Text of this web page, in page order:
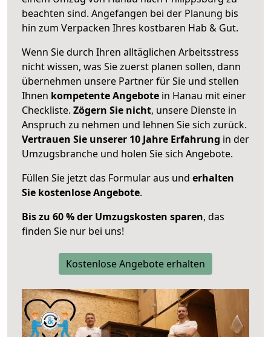
beachten sind. Angefangen bei der Planung bis
hin zum Verpacken Ihres kostbaren Hab & Gut.
Wenn Sie durch Ihren alltäglichen Arbeitsstress
nicht wissen, was Sie zuerst planen sollen, dann
übernehmen unsere Partner für Sie und stellen
Ihnen kompetente Angebote in Hanau mit einer
Checkliste. Zögern Sie nicht, unsere Dienste in
Anspruch zu nehmen und lehnen Sie sich zurück.
Vertrauen Sie unserer 10 Jahre Erfahrung in der
Umzugsbranche und holen Sie sich Angebote.
Füllen Sie jetzt das Formular aus und erhalten
Sie kostenlose Angebote.
Bis zu 60 % der Umzugskosten sparen, das
finden Sie nur bei uns!
Kostenlose Angebote erhalten